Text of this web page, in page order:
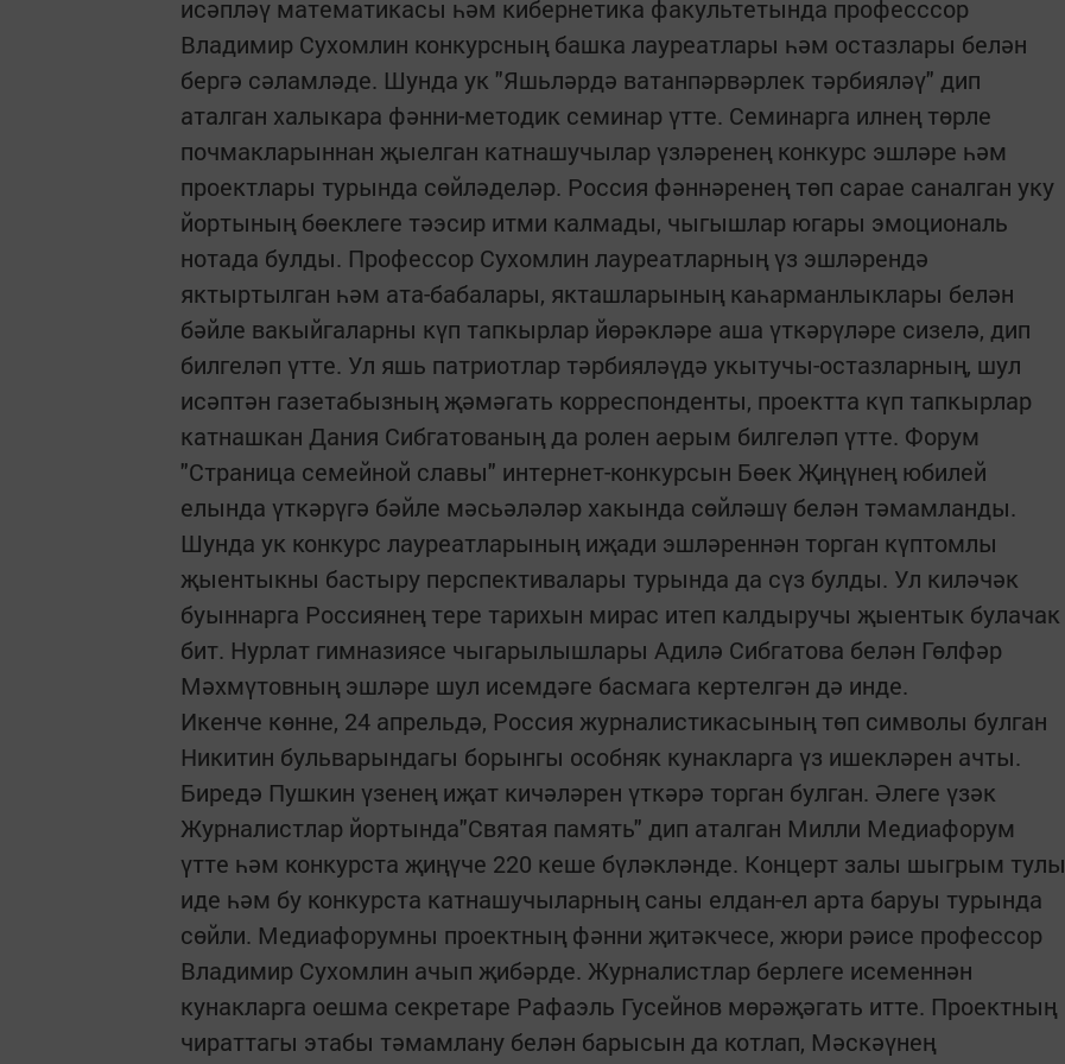
исәпләү математикасы һәм кибернетика факультетында професссор
Владимир Сухомлин конкурсның башка лауреатлары һәм остазлары белән
бергә сәламләде. Шунда ук "Яшьләрдә ватанпәрвәрлек тәрбияләү" дип
аталган халыкара фәнни-методик семинар үтте. Семинарга илнең төрле
почмакларыннан җыелган катнашучылар үзләренең конкурс эшләре һәм
проектлары турында сөйләделәр. Россия фәннәренең төп сарае саналган уку
йортының бөеклеге тәэсир итми калмады, чыгышлар югары эмоциональ
нотада булды. Профессор Сухомлин лауреатларның үз эшләрендә
яктыртылган һәм ата-бабалары, якташларының каһарманлыклары белән
бәйле вакыйгаларны күп тапкырлар йөрәкләре аша үткәрүләре сизелә, дип
билгеләп үтте. Ул яшь патриотлар тәрбияләүдә укытучы-остазларның, шул
исәптән газетабызның җәмәгать корреспонденты, проектта күп тапкырлар
катнашкан Дания Сибгатованың да ролен аерым билгеләп үтте. Форум
"Страница семейной славы" интернет-конкурсын Бөек Җиңүнең юбилей
елында үткәрүгә бәйле мәсьәләләр хакында сөйләшү белән тәмамланды.
Шунда ук конкурс лауреатларының иҗади эшләреннән торган күптомлы
җыентыкны бастыру перспективалары турында да сүз булды. Ул киләчәк
буыннарга Россиянең тере тарихын мирас итеп калдыручы җыентык булачак
бит. Нурлат гимназиясе чыгарылышлары Адилә Сибгатова белән Гөлфәр
Мәхмүтовның эшләре шул исемдәге басмага кертелгән дә инде.
Икенче көнне, 24 апрельдә, Россия журналистикасының төп символы булган
Никитин бульварындагы борынгы особняк кунакларга үз ишекләрен ачты.
Биредә Пушкин үзенең иҗат кичәләрен үткәрә торган булган. Әлеге үзәк
Журналистлар йортында"Святая память" дип аталган Милли Медиафорум
үтте һәм конкурста җиңүче 220 кеше бүләкләнде. Концерт залы шыгрым тулы
иде һәм бу конкурста катнашучыларның саны елдан-ел арта баруы турында
сөйли. Медиафорумны проектның фәнни җитәкчесе, жюри рәисе профессор
Владимир Сухомлин ачып җибәрде. Журналистлар берлеге исеменнән
кунакларга оешма секретаре Рафаэль Гусейнов мөрәҗәгать итте. Проектның
чираттагы этабы тәмамлану белән барысын да котлап, Мәскәүнең